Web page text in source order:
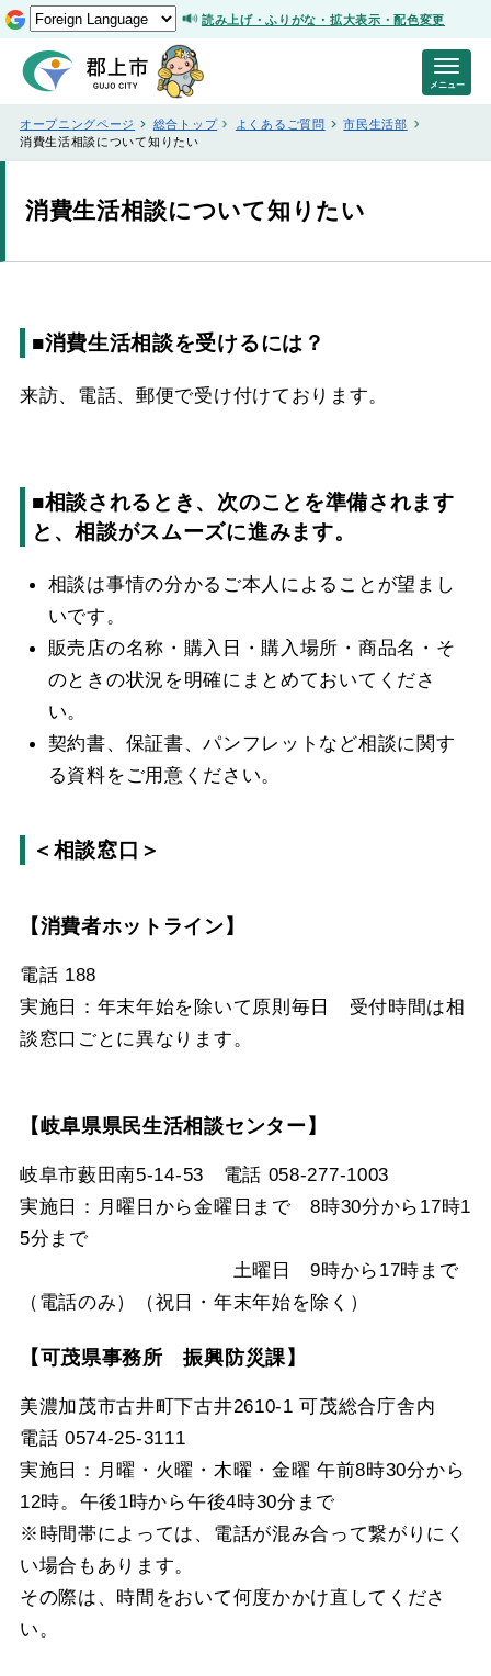
読み上げ・ふりがな・拡大表示・配色変更
オープニングページ 総合トップ よくあるご質問
市民生活部
消費生活相談について知りたい
消費生活相談について知りたい
■消費生活相談を受けるには？
来訪、電話、郵便で受け付けております。
■相談されるとき、次のことを準備されます
と、相談がスムーズに進みます。
相談は事情の分かるご本人によることが望まし
いです。
販売店の名称・購入日・購入場所・商品名・そ
のときの状況を明確にまとめておいてくださ
い。
契約書、保証書、パンフレットなど相談に関す
る資料をご用意ください。
＜相談窓口＞
【消費者ホットライン】
電話 188
実施日：年末年始を除いて原則毎日 受付時間は相
談窓口ごとに異なります。
【岐阜県県民生活相談センター】
岐阜市藪田南5-14-53 電話 058-277-1003
実施日：月曜日から金曜日まで 8時30分から17時1
5分まで
土曜日 9時から17時まで
（電話のみ）（祝日・年末年始を除く）
【可茂県事務所 振興防災課】
美濃加茂市古井町下古井2610-1 可茂総合庁舎内
電話 0574-25-3111
実施日：月曜・火曜・木曜・金曜 午前8時30分から
12時。午後1時から午後4時30分まで
※時間帯によっては、電話が混み合って繋がりにく
い場合もあります。
その際は、時間をおいて何度かかけ直してくださ
い。
メニュー